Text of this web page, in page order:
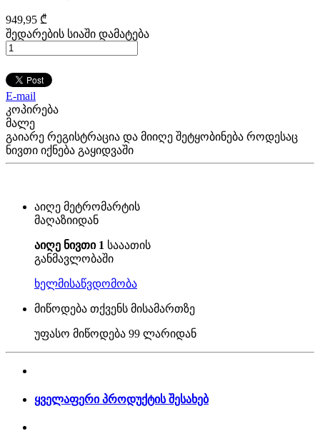
949,95 ₾
შედარების სიაში დამატება
E-mail
კოპირება
მალე
გაიარე რეგისტრაცია და მიიღე შეტყობინება როდესაც
ნივთი იქნება გაყიდვაში
აიღე მეტრომარტის
მაღაზიიდან
აიღე ნივთი 1 სააათის
განმავლობაში
ხელმისაწვდომობა
მიწოდება თქვენს მისამართზე
უფასო მიწოდება 99 ლარიდან
ყველაფერი პროდუქტის შესახებ